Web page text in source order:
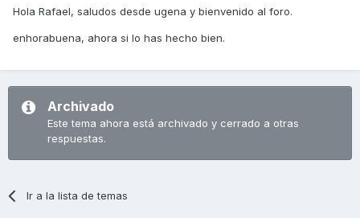
Hola Rafael, saludos desde ugena y bienvenido al foro.
enhorabuena, ahora si lo has hecho bien.
Archivado
Este tema ahora está archivado y cerrado a otras
respuestas.
Ir a la lista de temas